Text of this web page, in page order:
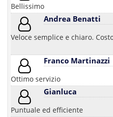
Bellissimo
Andrea Benatti
Veloce semplice e chiaro.
Franco Martinazzi
Ottimo servizio
Gianluca
Puntuale ed efficiente